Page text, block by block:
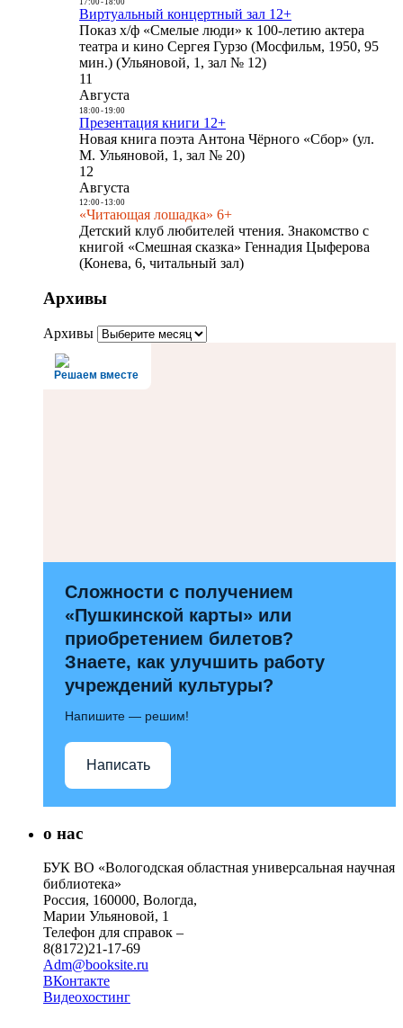
17:00- 18:00
Виртуальный концертный зал 12+
Показ х/ф «Смелые люди» к 100-летию актера
театра и кино Сергея Гурзо (Мосфильм, 1950, 95
мин.) (Ульяновой, 1, зал № 12)
11
Августа
18:00- 19:00
Презентация книги 12+
Новая книга поэта Антона Чёрного «Сбор» (ул.
М. Ульяновой, 1, зал № 20)
12
Августа
12:00- 13:00
«Читающая лошадка» 6+
Детский клуб любителей чтения. Знакомство с
книгой «Смешная сказка» Геннадия Цыферова
(Конева, 6, читальный зал)
Архивы
Архивы
Решаем вместе
Сложности с получением
«Пушкинской карты» или
приобретением билетов?
Знаете, как улучшить работу
учреждений культуры?
Напишите — решим!
Написать
о нас
БУК ВО «Вологодская областная универсальная научная
библиотека»
Россия, 160000, Вологда,
Марии Ульяновой, 1
Телефон для справок –
8(8172)21-17-69
Adm@booksite.ru
ВКонтакте
Видеохостинг